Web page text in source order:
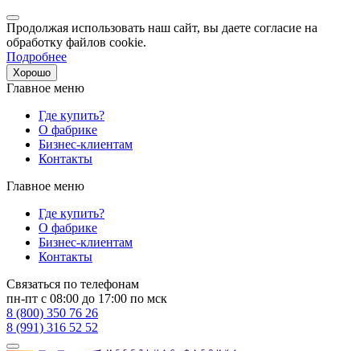
Продолжая использовать наш сайт, вы даете согласие на
обработку файлов cookie.
Подробнее
Хорошо
Главное меню
Где купить?
О фабрике
Бизнес-клиентам
Контакты
Главное меню
Где купить?
О фабрике
Бизнес-клиентам
Контакты
Связаться по телефонам
пн-пт с 08:00 до 17:00 по мск
8 (800) 350 76 26
8 (991) 316 52 52